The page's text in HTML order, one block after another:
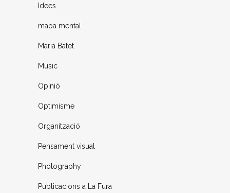
Idees
mapa mental
Maria Batet
Music
Opinió
Optimisme
Organització
Pensament visual
Photography
Publicacions a La Fura